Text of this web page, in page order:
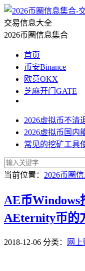
交易信息大全
2026币圈信息集合
首页
币安Binance
欧意OKX
芝麻开门GATE
2026虚拟币不清
2026虚拟币国内
常见的挖矿工具
当前位置： 2026币圈
AE币Windows
AEternity币的
2018-12-06 分类： 网